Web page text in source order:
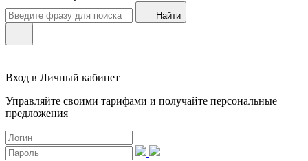
Найти
Вход в Личный кабинет
Управляйте своими тарифами и получайте персональные
предложения